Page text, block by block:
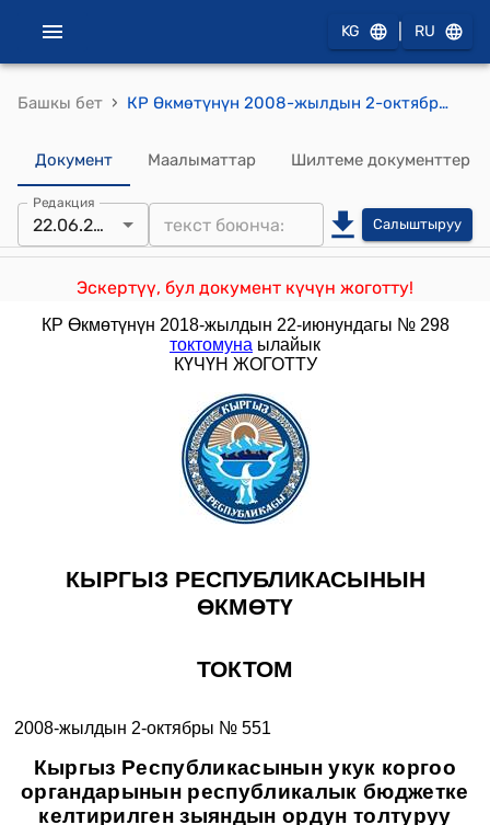
KG RU
Башкы бет › КР Өкмөтүнүн 2008-жылдын 2-октябрындагы № 551 "Кыргыз Республикасынын укук коргоо жана башка мамлекеттик органдарынын республикалык бюджетке келтирилген зыяндын ордун толтуруу боюнча иштерине өбөлгө түзүү жөнүндө" токтому
Документ Маалыматтар Шилтеме документтер
Редакция
22.06.2018 Салыштыруу
Эскертүү, бул документ күчүн жоготту!